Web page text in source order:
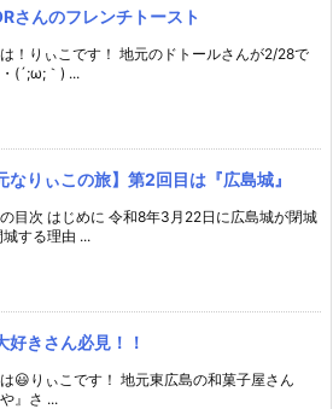
さんのフレンチトースト
！りぃこです！ 地元のドトールさんが2/28で
(´;ω;｀) ...
なりぃこの旅】第2回目は『広島城』
目次 はじめに 令和8年3月22日に広島城が閉城
城する理由 ...
好きさん必見！！
😃りぃこです！ 地元東広島の和菓子屋さん
』さ ...